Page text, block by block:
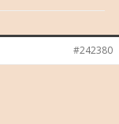
#242380